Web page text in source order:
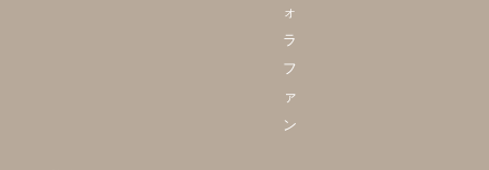
ォ
ラ
フ
ァ
ン